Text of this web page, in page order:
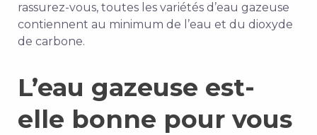
rassurez-vous, toutes les variétés d’eau gazeuse
contiennent au minimum de l’eau et du dioxyde
de carbone.
L’eau gazeuse est-
elle bonne pour vous